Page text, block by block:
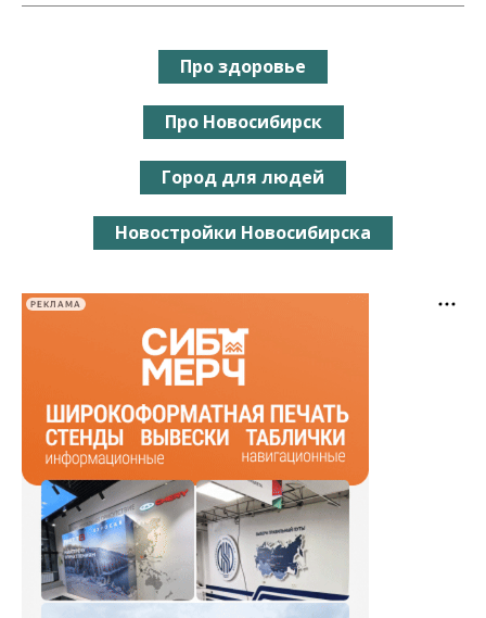
Про здоровье
Про Новосибирск
Город для людей
Новостройки Новосибирска
РЕКЛАМА